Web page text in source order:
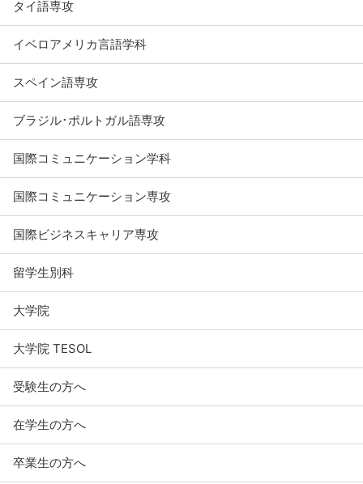
タイ語専攻
イベロアメリカ言語学科
スペイン語専攻
ブラジル･ポルトガル語専攻
国際コミュニケーション学科
国際コミュニケーション専攻
国際ビジネスキャリア専攻
留学生別科
大学院
大学院 TESOL
受験生の方へ
在学生の方へ
卒業生の方へ